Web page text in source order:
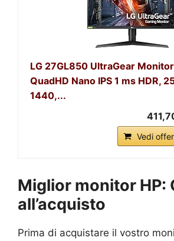
LG 27GL850 UltraGear
QuadHD Nano IPS 1 ms HDR,
1440,...
Vedi
Miglior monitor HP:
all’acquisto
Prima di acquistare il vostro